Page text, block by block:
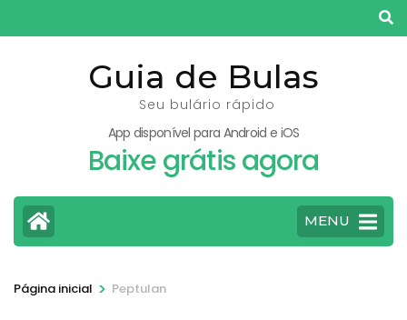
para
Guia de Bulas
Seu bulário rápido
App disponível para Android e iOS
Baixe grátis agora
MENU
Página inicial > Peptulan